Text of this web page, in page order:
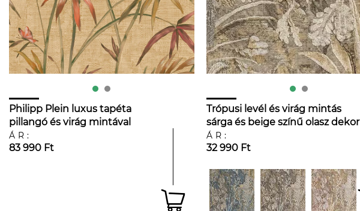
Philipp Plein luxus tapéta
pillangó és virág mintával
enyhén fényes beige színben
ÁR:
83 990 Ft
Trópusi levél és virág mintás
sárga és beige színű olasz dekor
tapéta
ÁR:
32 990 Ft